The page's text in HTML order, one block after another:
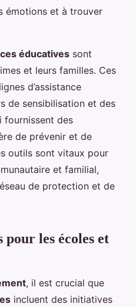
émotions et à trouver
éducatives sont
et leurs familles. Ces
d’assistance
de sensibilisation et des
fournissent des
de prévenir et de
outils sont vitaux pour
et familial,
de protection et de
pour les écoles et
, il est crucial que
incluent des initiatives